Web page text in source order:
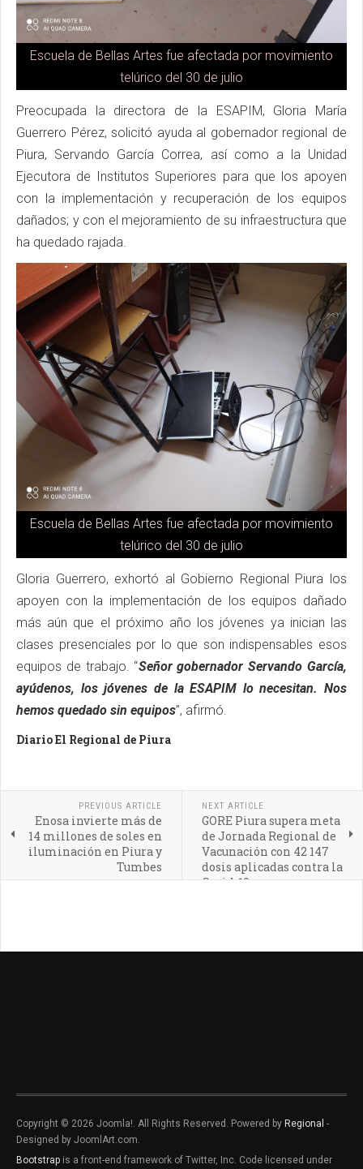
Escuela de Bellas Artes fue afectada por movimiento
telúrico del 30 de julio
Preocupada la directora de la ESAPIM, Gloria María
Guerrero Pérez, solicitó ayuda al gobernador regional de
Piura, Servando García Correa, así como a la Unidad
Ejecutora de Institutos Superiores para que los apoyen
con la implementación y recuperación de los equipos
dañados; y con el mejoramiento de su infraestructura que
ha quedado rajada.
Escuela de Bellas Artes fue afectada por movimiento
telúrico del 30 de julio
Gloria Guerrero, exhortó al Gobierno Regional Piura los
apoyen con la implementación de los equipos dañado
más aún que el próximo año los jóvenes ya inician las
clases presenciales por lo que son indispensables esos
equipos de trabajo. “Señor gobernador Servando García,
ayúdenos, los jóvenes de la ESAPIM lo necesitan. Nos
hemos quedado sin equipos”, afirmó.
Diario El Regional de Piura
PREVIOUS ARTICLE
Enosa invierte más de
14 millones de soles en
iluminación en Piura y
Tumbes
NEXT ARTICLE
GORE Piura supera meta
de Jornada Regional de
Vacunación con 42 147
dosis aplicadas contra la
Covid-19
Copyright © 2026 Joomla!. All Rights Reserved. Powered by Regional -
Designed by JoomlArt.com.
Bootstrap is a front-end framework of Twitter, Inc. Code licensed under